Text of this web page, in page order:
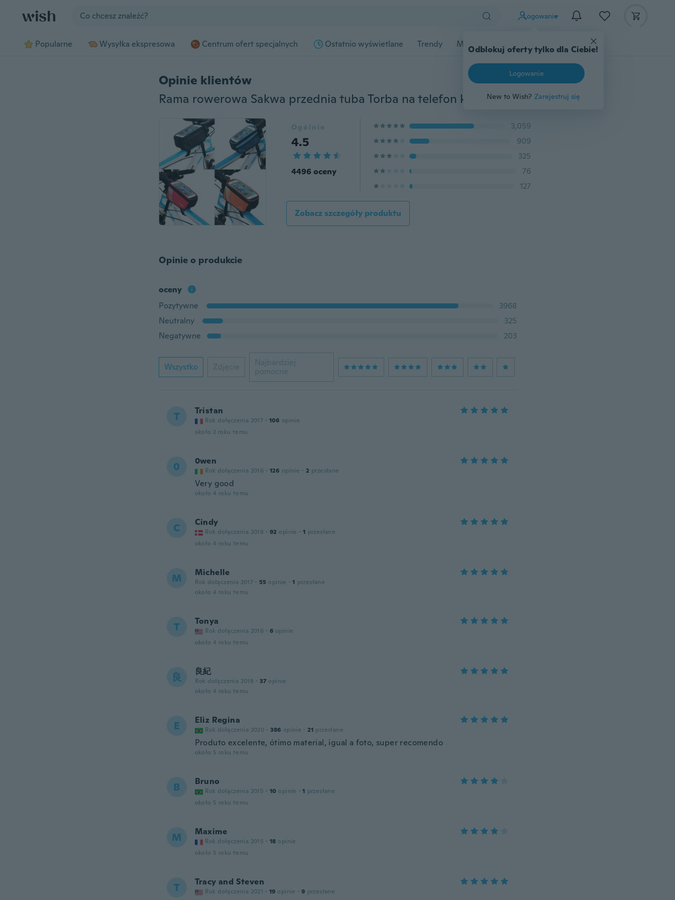
Logowanie
Odblokuj oferty tylko dla Ciebie!
Logowanie
New to Wish? Zarejestruj się
Popularne Wysyłka ekspresowa Centrum ofert specjalnych Ostatnio wyświetlane Trendy Moda Przybory dziecięce Więcej
Opinie klientów
Rama rowerowa Sakwa przednia tuba Torba na telefon komórkowy Rower Rower 5.0-calowy ekran dotykowy
Ogólnie
4.5
4496 oceny
3,059
909
325
76
127
Zobacz szczegóły produktu
Opinie o produkcie
oceny
Pozytywne
3968
Neutralny
325
Negatywne
203
Wszystko Zdjęcie
Najbardziej
pomocne
T Tristan
Rok dołączenia 2017 · 106 opinie
około 2 roku temu
0 0wen
Rok dołączenia 2016 · 126 opinie · 2 przesłane
Very good
około 4 roku temu
C Cindy
Rok dołączenia 2018 · 92 opinie · 1 przesłane
około 4 roku temu
M Michelle
Rok dołączenia 2017 · 55 opinie · 1 przesłane
około 4 roku temu
T Tonya
Rok dołączenia 2016 · 6 opinie
około 4 roku temu
良 良紀
Rok dołączenia 2018 · 37 opinie
około 4 roku temu
E Eliz Regina
Rok dołączenia 2020 · 386 opinie · 21 przesłane
Produto excelente, ótimo material, igual a foto, super recomendo
około 5 roku temu
B Bruno
Rok dołączenia 2015 · 10 opinie · 1 przesłane
około 5 roku temu
M Maxime
Rok dołączenia 2015 · 18 opinie
około 5 roku temu
T Tracy and Steven
Rok dołączenia 2021 · 19 opinie · 9 przesłane